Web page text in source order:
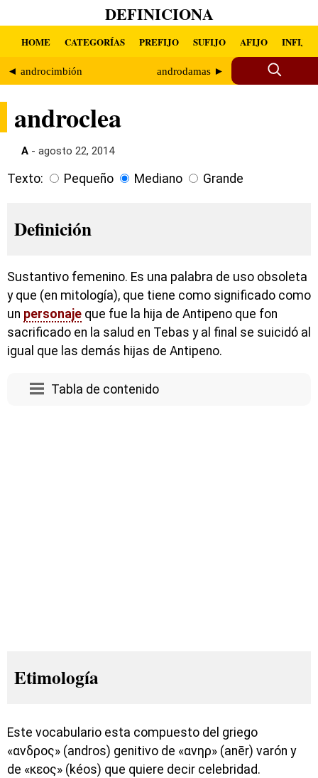
DEFINICIONA
HOME CATEGORÍAS PREFIJO SUFIJO AFIJO INFIJO
◄ androcimbión androdamas ►
androclea
A - agosto 22, 2014
Texto: Pequeño Mediano Grande
Definición
Sustantivo femenino. Es una palabra de uso obsoleta
y que (en mitología), que tiene como significado como
un personaje que fue la hija de Antipeno que fon
sacrificado en la salud en Tebas y al final se suicidó al
igual que las demás hijas de Antipeno.
Tabla de contenido
Etimología
Este vocabulario esta compuesto del griego
«ανδρος» (andros) genitivo de «ανηρ» (anēr) varón y
de «κεος» (kéos) que quiere decir celebridad.